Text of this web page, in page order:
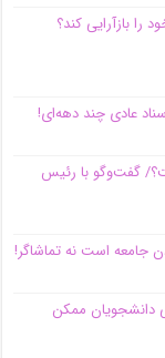
را بازآرایی کند؟
عادی چند‌ دهه‌ای!
گفت‌وگو با رئیس
جامعه است نه تماشاگر!
دانشجویان ممکن